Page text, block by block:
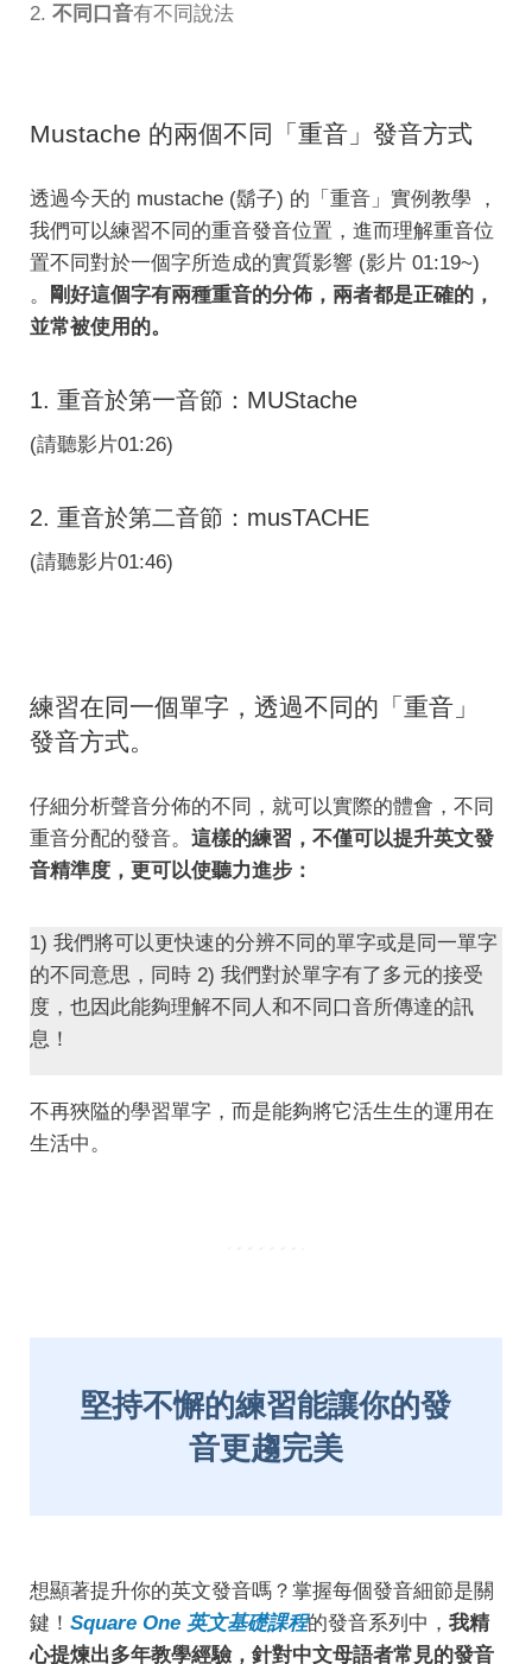
不同口音有不同說法
Mustache 的兩個不同「重音」發音方式
透過今天的 mustache (鬍子) 的「重音」實例教學 ，
我們可以練習不同的重音發音位置，進而理解重音位
置不同對於一個字所造成的實質影響 (影片 01:19~)
。
剛好這個字有兩種重音的分佈，兩者都是正確的，
並常被使用的。
1. 重音於第一音節：MUStache
(請聽影片01:26)
2. 重音於第二音節：musTACHE
(請聽影片01:46)
練習在同一個單字，透過不同的「重音」
發音方式。
仔細分析聲音分佈的不同，就可以實際的體會，不同
重音分配的發音。 這樣的練習，不僅可以提升英文發
音精準度，更可以使聽力進步：
1) 我們將可以更快速的分辨不同的單字或是同一單字
的不同意思，同時 2) 我們對於單字有了多元的接受
度，也因此能夠理解不同人和不同口音所傳達的訊
息！
不再狹隘的學習單字，而是能夠將它活生生的運用在
生活中。
堅持不懈的練習能讓你的發
音更趨完美
想顯著提升你的英文發音嗎？掌握每個發音細節是關
鍵！ Square One 英文基礎課程的發音系列中， 我精
心提煉出多年教學經驗，針對中文母語者常見的發音